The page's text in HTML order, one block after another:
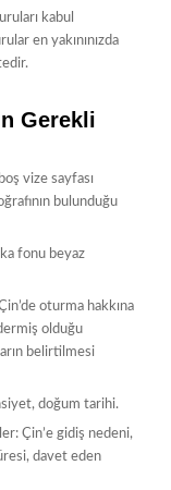
kabul
en yakınınızda
Gerekli
vize sayfası
bulunduğu
fonu beyaz
oturma hakkına
olduğu
belirtilmesi
doğum tarihi.
Çin’e gidiş nedeni,
davet eden